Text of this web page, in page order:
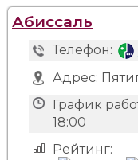
Абиссаль
Телефон:
Адрес:
График
18:00
Рейтинг: